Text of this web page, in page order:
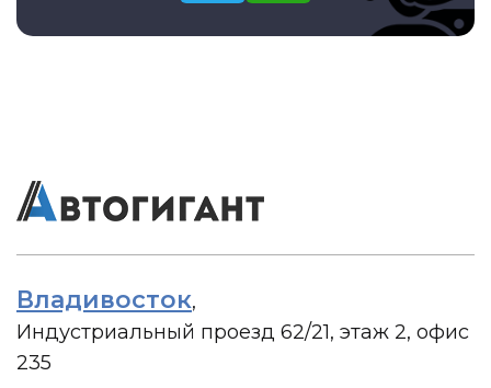
Владивосток,
Индустриальный проезд 62/21, этаж 2, офис
235